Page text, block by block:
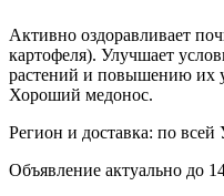
Активно оздоравливает
картофеля). Улучшает
растений и повышению их
Хороший медонос.
Регион и доставка: по всей
Объявление актуально до